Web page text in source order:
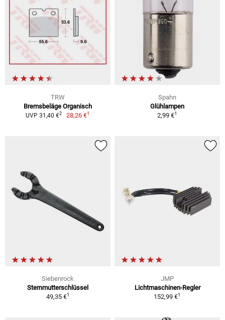
TRW
Bremsbeläge Organisch
UVP 31,40 €2 28,26 €1
Spahn
Glühlampen
2,99 €1
Siebenrock
Sternmutterschlüssel
49,35 €1
JMP
Lichtmaschinen-Regler
152,99 €1